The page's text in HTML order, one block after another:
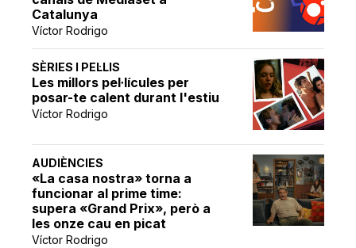
Catalunya
Víctor Rodrigo
SÈRIES I PEL·LIS
Les millors pel·lícules per
posar-te calent durant l'estiu
Víctor Rodrigo
AUDIÈNCIES
«La casa nostra» torna a
funcionar al prime time:
supera «Grand Prix», però a
les onze cau en picat
Víctor Rodrigo